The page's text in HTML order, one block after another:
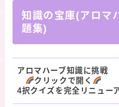
知識の宝庫(アロマ
題集)
アロマハーブ知識に挑戦
クリックで開く
4択クイズを完全リニュー